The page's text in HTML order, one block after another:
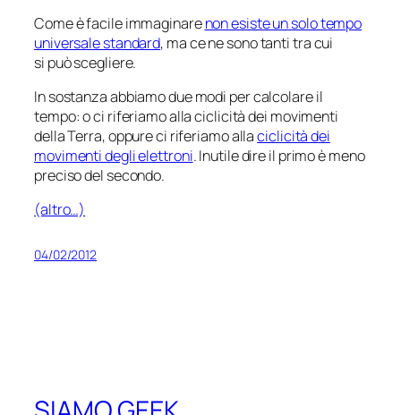
Come è facile immaginarenon esiste un solo tempo
universale standard, ma ce ne sono tanti tra cui
si può scegliere.
In sostanza abbiamo due modi per calcolare il
tempo: o ci riferiamo alla ciclicità dei movimenti
della Terra, oppure ci riferiamo allaciclicità dei
movimenti degli elettroni. Inutile dire il primo è meno
preciso del secondo.
(altro…)
04/02/2012